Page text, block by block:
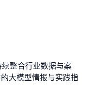
续整合行业数据与案
大模型情报与实践指